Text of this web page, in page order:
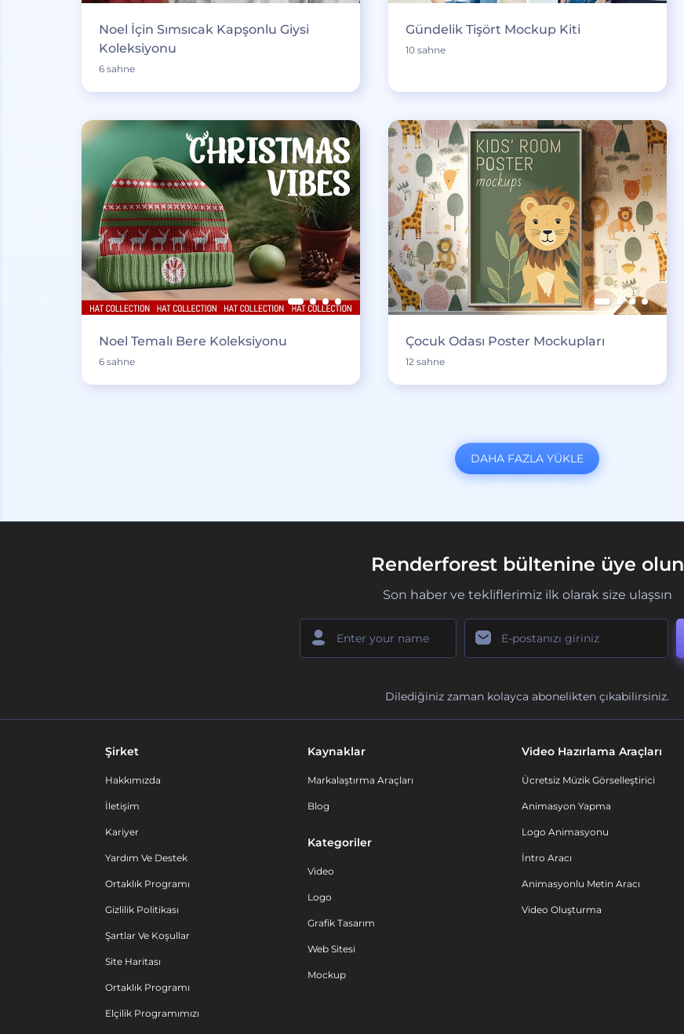
Noel İçin Sımsıcak Kapşonlu Giysi
Koleksiyonu
6 sahne
Gündelik Tişört Mockup Kiti
10 sahne
Noel Temalı Bere Koleksiyonu
6 sahne
Çocuk Odası Poster Mockupları
12 sahne
DAHA FAZLA YÜKLE
Renderforest bültenine üye olun
Son haber ve tekliflerimiz ilk olarak size ulaşsın
Dilediğiniz zaman kolayca abonelikten çıkabilirsiniz.
Şirket
Hakkımızda
İletişim
Kariyer
Yardım Ve Destek
Ortaklık Programı
Gizlilik Politikası
Şartlar Ve Koşullar
Site Haritası
Ortaklık Programı
Elçilik Programımızı
Kaynaklar
Markalaştırma Araçları
Blog
Kategoriler
Video
Logo
Grafik Tasarım
Web Sitesi
Mockup
Video Hazırlama Araçları
Ücretsiz Müzik Görselleştirici
Animasyon Yapma
Logo Animasyonu
İntro Aracı
Animasyonlu Metin Aracı
Video Oluşturma